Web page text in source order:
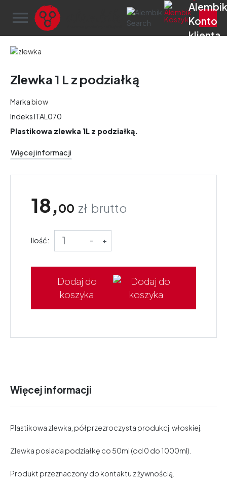
menu
Zlewka 1 L z podziałką
Markabiow
IndeksITAL070
Plastikowa zlewka 1L z podziałką.
Więcej informacji
18,00 zł brutto
Ilość: - +
Dodaj do
koszyka
Więcej informacji
Plastikowa zlewka, półprzezroczysta produkcji włoskiej.
Zlewka posiada podziałkę co 50ml (od 0 do 1000ml).
Produkt przeznaczony do kontaktu z żywnością.